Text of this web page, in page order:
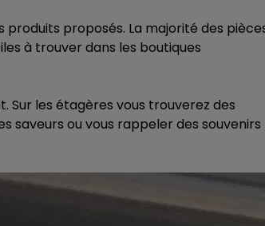
proposés. La majorité des
à trouver dans les boutiques
Sur les étagères vous trouverez des
saveurs ou vous rappeler des souvenirs